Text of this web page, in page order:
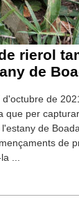
rierol
de
de
que per
de
de
...